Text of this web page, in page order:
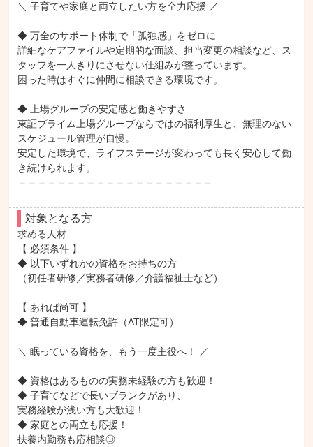
＼ 子育てや家庭と両立したい方を全力応援 ／
◆ 万全のサポート体制で「孤独感」をゼロに
詳細なケアファイルや定期的な面談、担当変更の相談など、ス
タッフを一人きりにさせない仕組みが整っています。
困った時はすぐに仲間に相談できる環境です。
◆ 上場グループの安定感と働きやすさ
東証プライム上場グループならではの福利厚生と、無理のない
スケジュール管理が自慢。
安定した環境で、ライフステージが変わっても長く安心して働
き続けられます。
＝＝＝＝＝＝＝＝＝＝＝＝＝＝＝＝＝＝＝＝
対象となる方
求める人材:
【 必須条件 】
◆ 以下いずれかの資格をお持ちの方
（初任者研修／実務者研修／介護福祉士など）
【 あれば尚可 】
◆ 普通自動車運転免許（AT限定可）
＼ 眠っている資格を、もう一度主役へ！ ／
◆ 資格はあるものの実務未経験の方も歓迎！
◆ 子育てなどで長いブランクがあり、
実務経験が浅い方も大歓迎！
◆ 家庭との両立も応援！
扶養内勤務も応相談◎